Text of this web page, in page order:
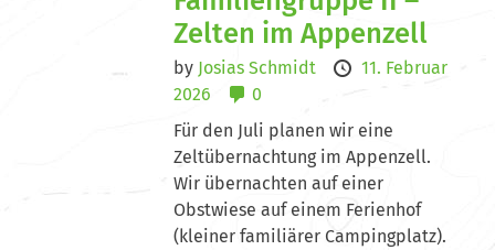
Zelten im Appenzell
by Josias Schmidt
11. Februar
2026
0
Für den Juli planen wir eine
Zeltübernachtung im Appenzell.
Wir übernachten auf einer
Obstwiese auf einem Ferienhof
(kleiner familiärer Campingplatz).